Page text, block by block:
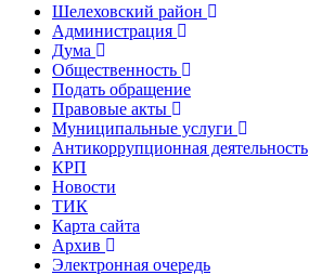
Шелеховский район
Администрация
Дума
Общественность
Подать обращение
Правовые акты
Муниципальные услуги
Антикоррупционная деятельность
КРП
Новости
ТИК
Карта сайта
Архив
Электронная очередь